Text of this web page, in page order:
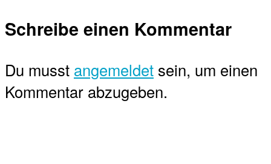
Schreibe einen Kommentar
Du musst angemeldet sein, um einen
Kommentar abzugeben.